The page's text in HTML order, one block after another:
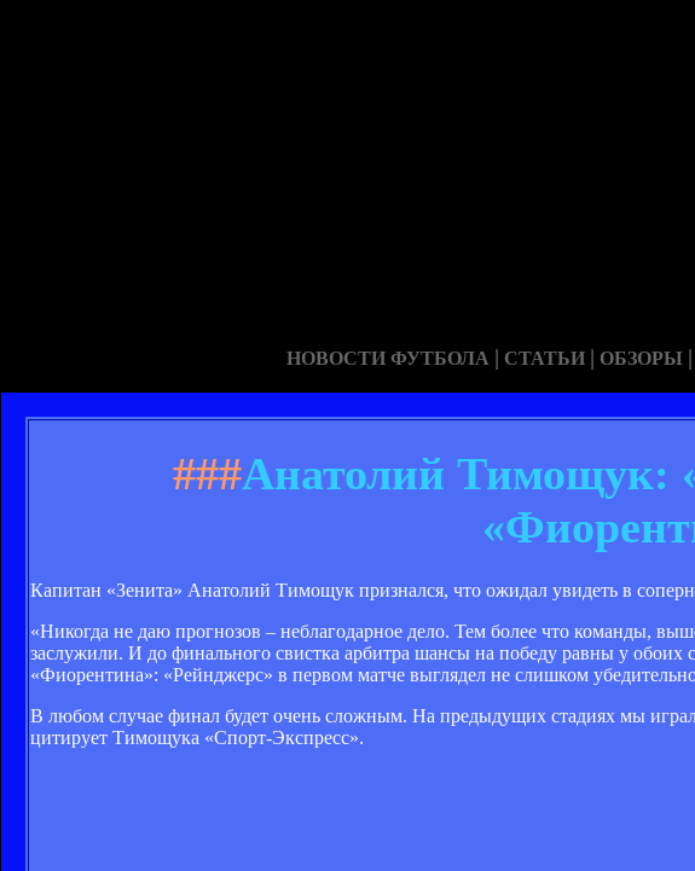
НОВОСТИ ФУТБОЛА | СТАТЬИ | ОБЗОРЫ |
###Анатолий Тимощук:
Капитан «Зенита» Анатолий Тимощук признался, что ожидал увидеть в
«Никогда не даю прогнозов – неблагодарное дело. Тем более что команды,
заслужили. И до финального свистка арбитра шансы на победу равны у обоих
«Фиорентина»: «Рейнджерс» в первом матче выглядел не слишком
В любом случае финал будет очень сложным. На предыдущих стадиях мы
цитирует Тимощука «Спорт-Экспресс».